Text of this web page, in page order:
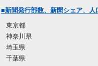
■新聞発行部数、新聞シェア、人
東京都
神奈川県
埼玉県
千葉県